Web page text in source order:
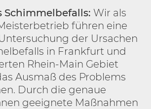
Schimmelbefalls: Wir als
führen eine
der Ursachen
in Frankfurt und
Rhein-Main Gebiet
Ausmaß des Problems
Durch die genaue
geeignete Maßnahmen